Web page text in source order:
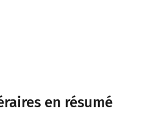
en résumé